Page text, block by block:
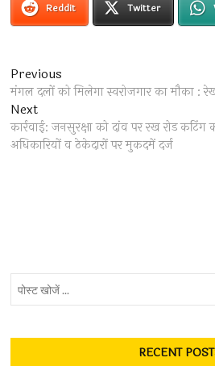
Reddit Twitter
Post
navigation
Previous
post:
मंगल दलों को मिलेगा स्वरोजगार का मौका :
NextNext
post:
कार्रवाई: जनसुरक्षा को दांव पर रख रोड
अधिकारियों व ठेकेदारों पर मुकदमें दर्ज
RECENT